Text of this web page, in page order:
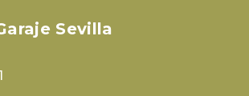
Sevilla